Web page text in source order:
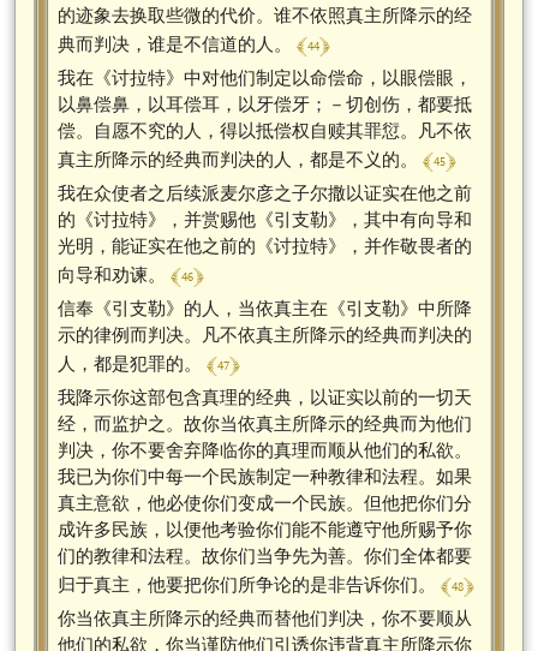
的迹象去换取些微的代价。谁不依照真主所降示的经
典而判决，谁是不信道的人。 ﴾ 44 ﴿
我在《讨拉特》中对他们制定以命偿命，以眼偿眼，
以鼻偿鼻，以耳偿耳，以牙偿牙；－切创伤，都要抵
偿。自愿不究的人，得以抵偿权自赎其罪愆。凡不依
真主所降示的经典而判决的人，都是不义的。 ﴾ 45 ﴿
我在众使者之后续派麦尔彦之子尔撒以证实在他之前
的《讨拉特》，并赏赐他《引支勒》，其中有向导和
光明，能证实在他之前的《讨拉特》，并作敬畏者的
向导和劝谏。 ﴾ 46 ﴿
信奉《引支勒》的人，当依真主在《引支勒》中所降
示的律例而判决。凡不依真主所降示的经典而判决的
人，都是犯罪的。 ﴾ 47 ﴿
我降示你这部包含真理的经典，以证实以前的一切天
经，而监护之。故你当依真主所降示的经典而为他们
判决，你不要舍弃降临你的真理而顺从他们的私欲。
我已为你们中每一个民族制定一种教律和法程。如果
真主意欲，他必使你们变成一个民族。但他把你们分
成许多民族，以便他考验你们能不能遵守他所赐予你
们的教律和法程。故你们当争先为善。你们全体都要
归于真主，他要把你们所争论的是非告诉你们。 ﴾ 48 ﴿
你当依真主所降示的经典而替他们判决，你不要顺从
他们的私欲，你当谨防他们引诱你违背真主所降示你